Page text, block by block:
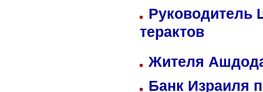
Руководитель
терактов
Жителя
Банк Израиля